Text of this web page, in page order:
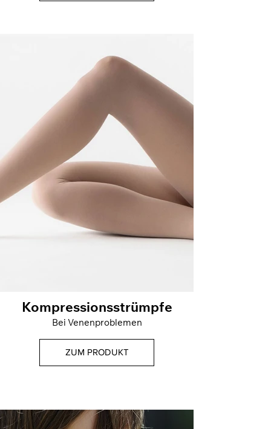
Kompressionsstrümpfe
Bei Venenproblemen
ZUM PRODUKT